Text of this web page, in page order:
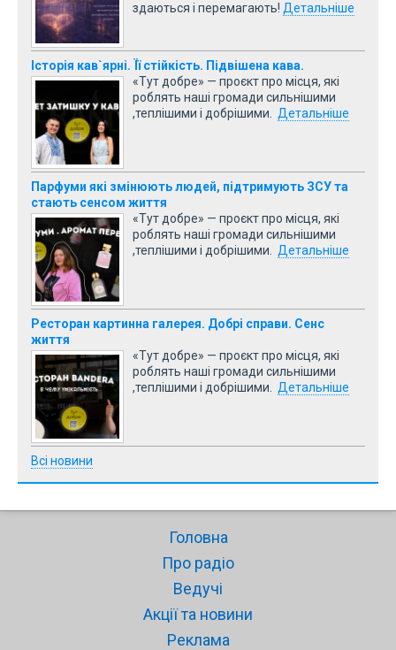
здаються і перемагають! Детальніше
Історія кав`ярні. Її стійкість. Підвішена кава.
«Тут добре» — проєкт про місця, які
роблять наші громади сильнішими
,теплішими і добрішими.
Детальніше
Парфуми які змінюють людей, підтримують ЗСУ та
стають сенсом життя
«Тут добре» — проєкт про місця, які
роблять наші громади сильнішими
,теплішими і добрішими.
Детальніше
Ресторан картинна галерея. Добрі справи. Сенс
життя
«Тут добре» — проєкт про місця, які
роблять наші громади сильнішими
,теплішими і добрішими.
Детальніше
Всі новини
Головна
Про радіо
Ведучі
Акції та новини
Реклама